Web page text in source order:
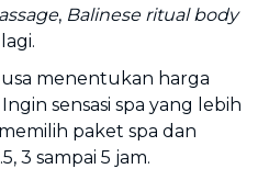
, Balinese ritual body
menentukan harga
sensasi spa yang lebih
paket spa dan
3 sampai 5 jam.